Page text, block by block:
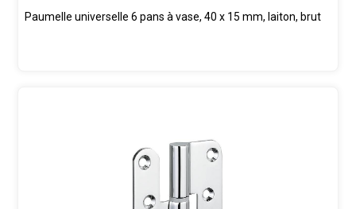
Paumelle universelle 6 pans à vase, 40 x 15 mm, laiton, brut